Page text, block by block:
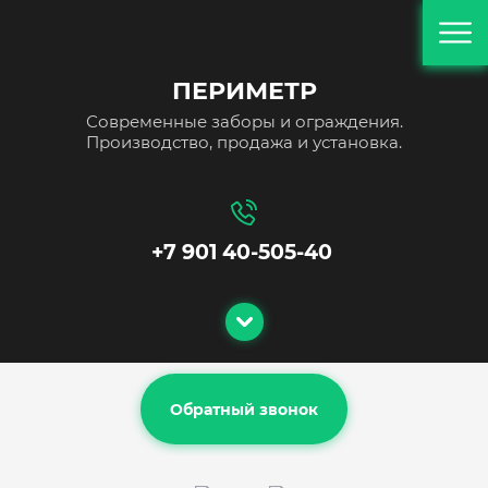
ПЕРИМЕТР
Современные заборы и ограждения.
Производство, продажа и установка.
+7 901 40-505-40
Обратный звонок